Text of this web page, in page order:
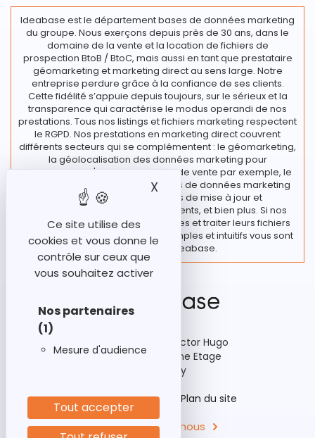
Ideabase est le département bases de données marketing
du groupe. Nous exerçons depuis près de 30 ans, dans le
domaine de la vente et la location de fichiers de
prospection BtoB / BtoC, mais aussi en tant que prestataire
géomarketing et marketing direct au sens large. Notre
entreprise perdure grâce à la confiance de ses clients.
Cette fidélité s’appuie depuis toujours, sur le sérieux et la
transparence qui caractérise le modus operandi de nos
prestations. Tous nos listings et fichiers marketing respectent
le RGPD. Nos prestations en marketing direct couvrent
différents secteurs qui se complémentent : le géomarketing,
la géolocalisation des données marketing pour
l’implantation d'un nouveau point de vente par exemple, le
traitement de vos fichiers et bases de données marketing
regroupant diverses actions de mise à jour et
enrichissement de vos fichiers clients, et bien plus. Si nos
clients souhaitent rester autonomes et traiter leurs fichiers
en interne, des outils marketing simples et intuitifs vous sont
proposés chez Ideabase.
92-98 Boulevard Victor Hugo
Bâtiment A3, 15ème Etage
92110 Clichy
Historique
Aides Plan du site
Contactez-nous
Ce site utilise des
cookies et vous donne le
contrôle sur ceux que
vous souhaitez activer
Nos partenaires
(1)
Mesure d'audience
Tout accepter
X Masquer le bandeau